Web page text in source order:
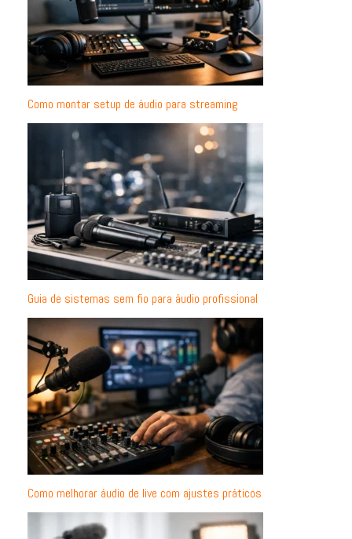
Como montar setup de áudio para streaming
Guia de sistemas sem fio para áudio profissional
Como melhorar áudio de live com ajustes práticos